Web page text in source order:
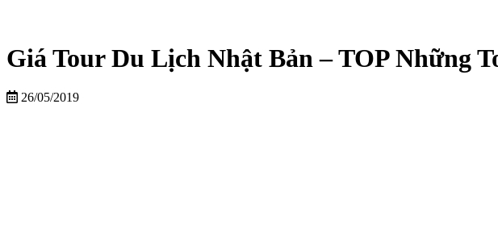
Giá Tour Du Lịch Nhật Bản – TOP Những
26/05/2019